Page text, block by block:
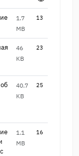
1.7
MB
13
46
KB
23
40.7
KB
25
1.1
MB
16